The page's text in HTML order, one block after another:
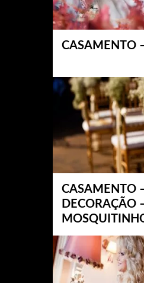
CASAMENTO
CASAMENTO
DECORAÇÃO